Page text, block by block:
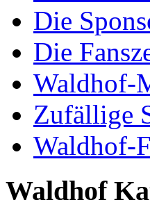
Die
Die
Waldhof-
Zufällige
Waldhof-
Waldhof